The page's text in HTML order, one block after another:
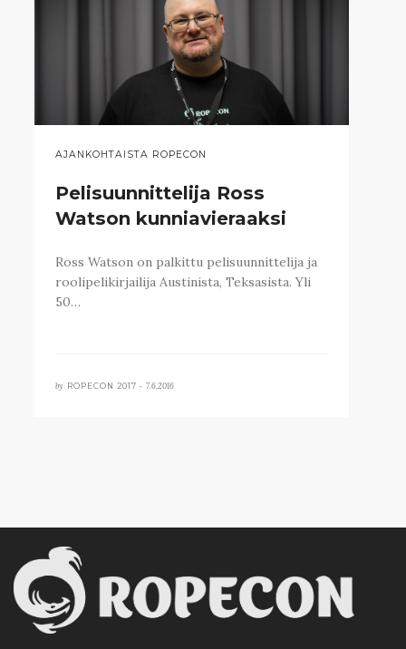
AJANKOHTAISTA ROPECON
Pelisuunnittelija Ross
Watson kunniavieraaksi
Ross Watson on palkittu pelisuunnittelija ja
roolipelikirjailija Austinista, Teksasista. Yli
50…
by ROPECON 2017 • 7.6.2016